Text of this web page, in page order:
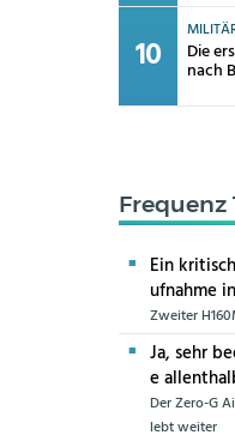
Die
nach
Frequenz
Ein
ufnahme
Zweiter
Ja, sehr
e
Der Zero-G
lebt weiter